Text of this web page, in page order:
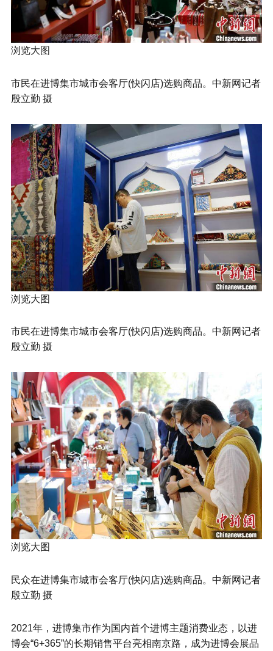
浏览大图
市民在进博集市城市会客厅(快闪店)选购商品。中新网记者
殷立勤 摄
浏览大图
市民在进博集市城市会客厅(快闪店)选购商品。中新网记者
殷立勤 摄
浏览大图
民众在进博集市城市会客厅(快闪店)选购商品。中新网记者
殷立勤 摄
2021年，进博集市作为国内首个进博主题消费业态，以进
博会“6+365”的长期销售平台亮相南京路，成为进博会展品